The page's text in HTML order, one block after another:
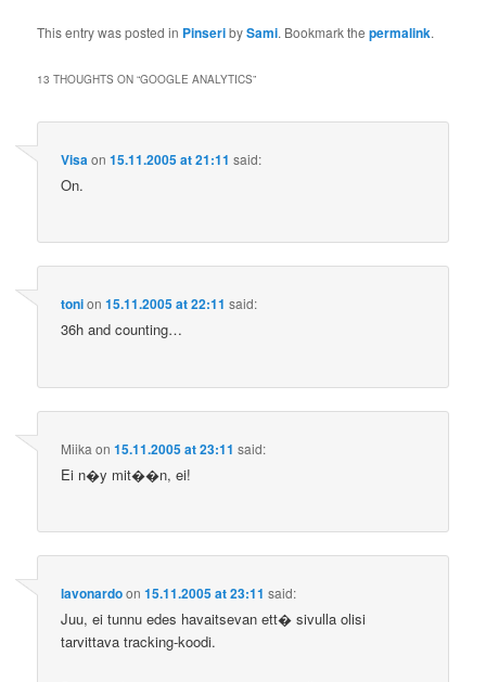
This entry was posted in PinseribySami. Bookmark thepermalink.
13 THOUGHTS ON “GOOGLE ANALYTICS”
Visaon15.11.2005 at 21:11 said:
On.
tonion15.11.2005 at 22:11 said:
36h and counting…
Miika on15.11.2005 at 23:11 said:
Ei n�y mit��n, ei!
lavonardoon15.11.2005 at 23:11 said:
Juu, ei tunnu edes havaitsevan ett� sivulla olisi
tarvittava tracking-koodi.